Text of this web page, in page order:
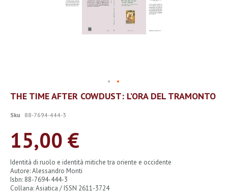
Vai
all'inizio
galleria
immagini
THE TIME AFTER COWDUST: L’ORA DEL TRAMONTO
Sku 88-7694-444-3
15,00 €
Identità di ruolo e identità mitiche tra oriente e occidente
Autore: Alessandro Monti
Isbn: 88-7694-444-3
Collana: Asiatica / ISSN 2611-3724